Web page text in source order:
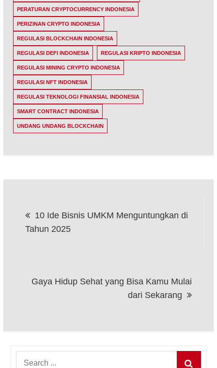
PERATURAN CRYPTOCURRENCY INDONESIA
PERIZINAN CRYPTO INDONESIA
REGULASI BLOCKCHAIN INDONESIA
REGULASI DEFI INDONESIA REGULASI KRIPTO INDONESIA
REGULASI MINING CRYPTO INDONESIA
REGULASI NFT INDONESIA
REGULASI TEKNOLOGI FINANSIAL INDONESIA
SMART CONTRACT INDONESIA
UNDANG UNDANG BLOCKCHAIN
pos
10 Ide Bisnis UMKM Menguntungkan di
Tahun 2025
Gaya Hidup Sehat yang Bisa Kamu Mulai
dari Sekarang